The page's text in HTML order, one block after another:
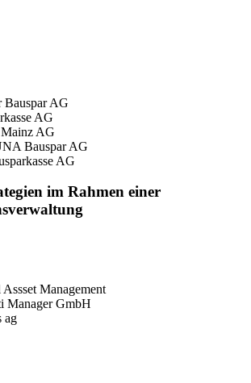
Bauspar AG
AG
Mainz AG
Bauspar AG
AG
im Rahmen einer
Management
Manager GmbH
ag